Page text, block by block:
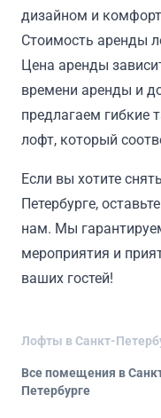
дизайном и
Стоимость аренды
Цена аренды
времени аренды и
предлагаем гибкие
лофт, который
Если вы хотите
Петербурге,
нам. Мы
мероприятия и
ваших гостей!
Лофты в Санкт-
Все помещения в
Петербурге